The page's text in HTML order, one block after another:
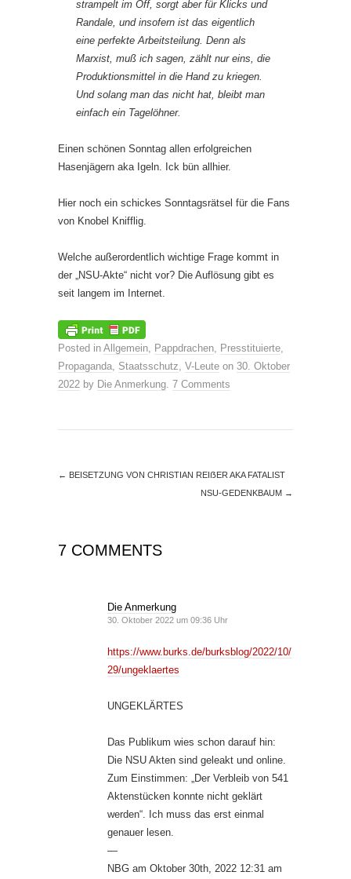
strampelt im Off, sorgt aber für Klicks und
Randale, und insofern ist das eigentlich
eine perfekte Arbeitsteilung. Denn als
Marxist, muß ich sagen, zählt nur eins, die
Produktionsmittel in die Hand zu krie­gen.
Und solang man das nicht hat, bleibt man
einfach ein Tagelöhner.
Einen schönen Sonntag allen erfolgreichen
Hasenjägern aka Igeln. Ick bün allhier.
Hier noch ein schickes Sonntagsrätsel für die Fans
von Knobel Knifflig.
Welche außerordentlich wichtige Frage kommt in
der „NSU-Akte“ nicht vor? Die Auflösung gibt es
seit langem im Internet.
Posted in Allgemein Pappdrachen Presstituierte
Propaganda Staatsschutz V-Leute on 30. Oktober
2022 by Die Anmerkung 7 Comments
← BEISETZUNG VON CHRISTIAN REIẞER AKA FATALIST
NSU-GEDENKBAUM →
7 COMMENTS
Die Anmerkung
30. Oktober 2022 um 09:36 Uhr
https://www.burks.de/burksblog/2022/10/
29/ungeklaertes
UNGEKLÄRTES
Das Publikum wies schon darauf hin:
Die NSU Akten sind geleakt und online.
Zum Einstimmen: „Der Verbleib von 541
Aktenstücken konnte nicht geklärt
werden“. Ich muss das erst einmal
genauer lesen.
—
NBG am Oktober 30th, 2022 12:31 am